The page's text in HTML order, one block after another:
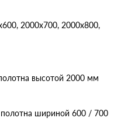
2000x700, 2000x800,
высотой 2000 мм
шириной 600 / 700